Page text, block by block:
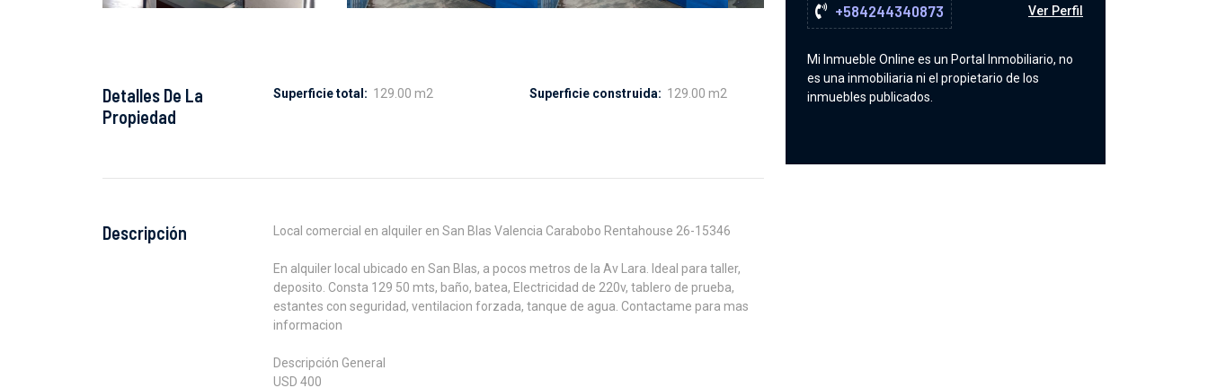
+584244340873 Ver Perfil
Mi Inmueble Online es un Portal Inmobiliario, no
es una inmobiliaria ni el propietario de los
inmuebles publicados.
Detalles De La
Propiedad
Superficie total: 129.00 m2 Superficie construida: 129.00 m2
Descripción Local comercial en alquiler en San Blas Valencia Carabobo Rentahouse 26-15346
En alquiler local ubicado en San Blas, a pocos metros de la Av Lara. Ideal para taller,
deposito. Consta 129 50 mts, baño, batea, Electricidad de 220v, tablero de prueba,
estantes con seguridad, ventilacion forzada, tanque de agua. Contactame para mas
informacion
Descripción General
USD 400